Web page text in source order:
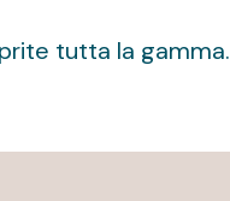
tutta la gamma.